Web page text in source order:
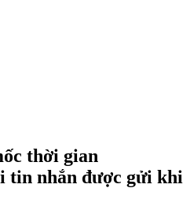
thời gian
tin nhắn được gửi khi